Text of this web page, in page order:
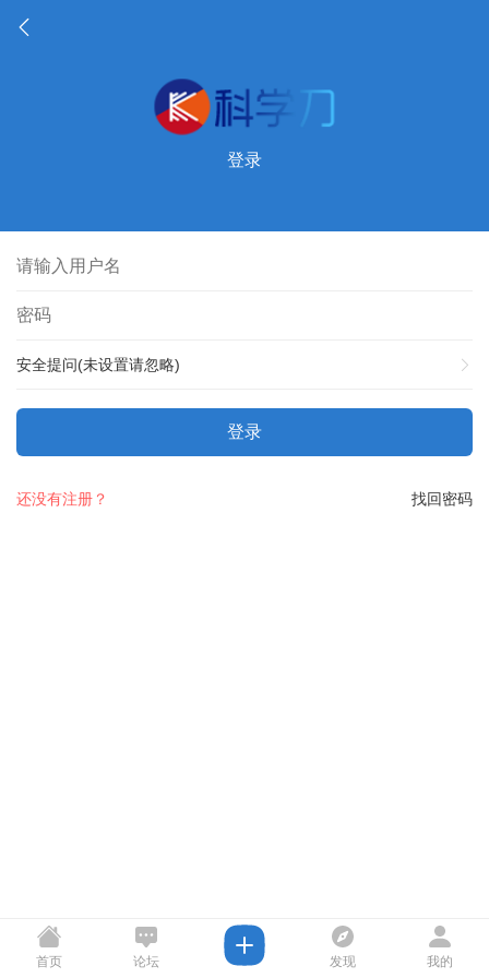
登录
安全提问(未设置请忽略)
登录
找回密码
还没有注册？
首页 论坛 发现 我的